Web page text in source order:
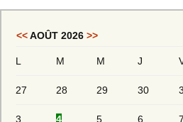
<<AOÛT 2026 >>
L M M J
27 28 29 30
3 4 5 6 7